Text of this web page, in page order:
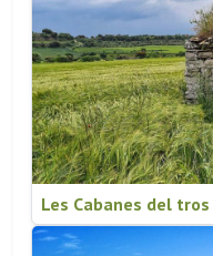
Les Cabanes del tros